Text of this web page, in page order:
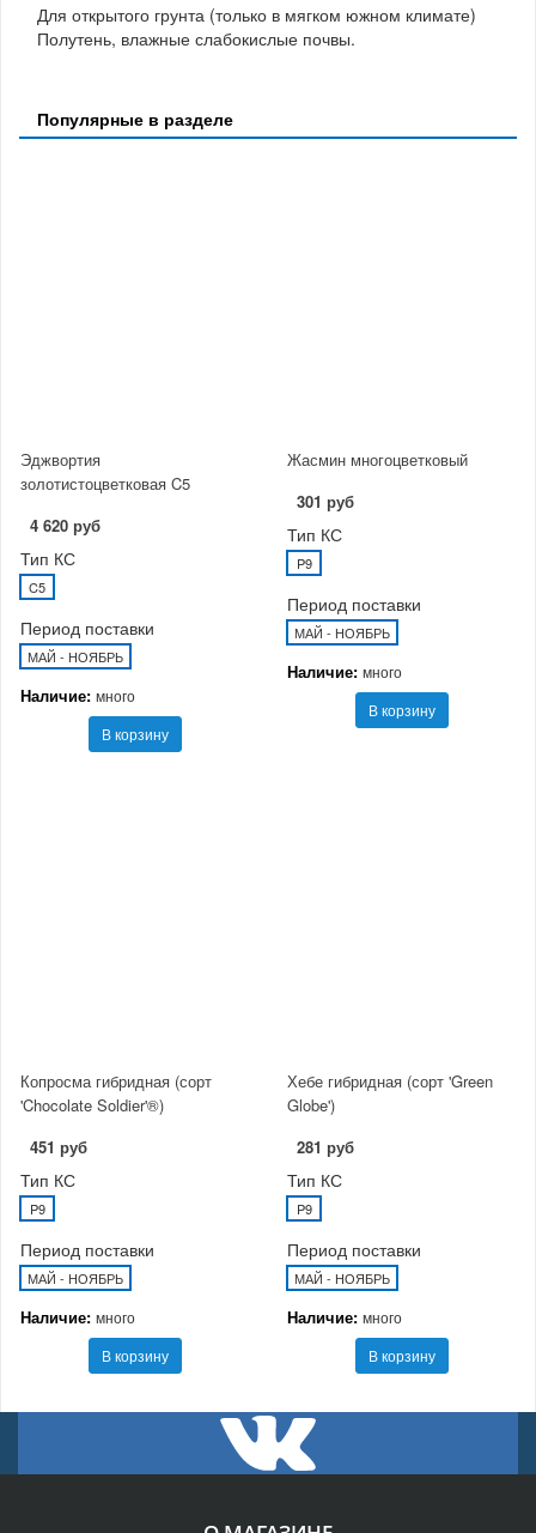
Для открытого грунта (только в мягком южном климате)
Полутень, влажные слабокислые почвы.
Популярные в разделе
Эджвортия
золотистоцветковая C5
4 620 руб
Тип КС
C5
Период поставки
МАЙ - НОЯБРЬ
Наличие: много
В корзину
Жасмин многоцветковый
301 руб
Тип КС
P9
Период поставки
МАЙ - НОЯБРЬ
Наличие: много
В корзину
Копросма гибридная (сорт
'Chocolate Soldier'®)
451 руб
Тип КС
P9
Период поставки
МАЙ - НОЯБРЬ
Наличие: много
В корзину
Хебе гибридная (сорт 'Green
Globe')
281 руб
Тип КС
P9
Период поставки
МАЙ - НОЯБРЬ
Наличие: много
В корзину